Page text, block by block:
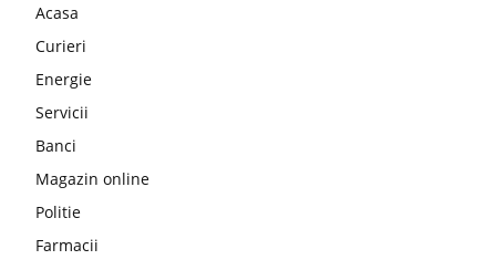
Acasa
Curieri
Energie
Servicii
Banci
Magazin online
Politie
Farmacii